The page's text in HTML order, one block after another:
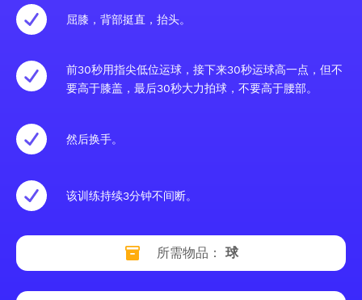
屈膝，背部挺直，抬头。
前30秒用指尖低位运球，接下来30秒运球高一点，但不
要高于膝盖，最后30秒大力拍球，不要高于腰部。
然后换手。
该训练持续3分钟不间断。
所需物品： 球